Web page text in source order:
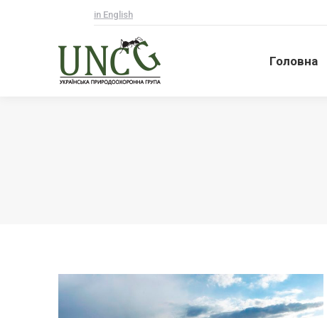
in English
Головна
Головна